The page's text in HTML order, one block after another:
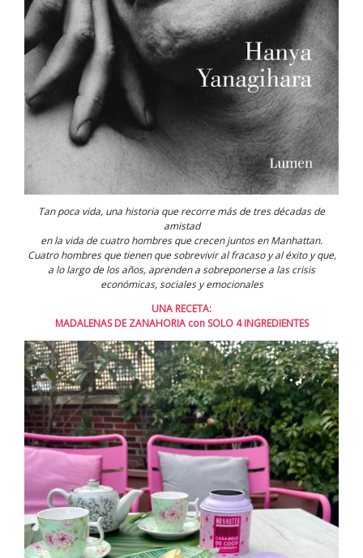
Tan poca vida, una historia que recorre más de tres décadas de
amistad
en la vida de cuatro hombres que crecen juntos en Manhattan.
Cuatro hombres que tienen que sobrevivir al fracaso y al éxito y que,
a lo largo de los años, aprenden a sobreponerse a las crisis
económicas, sociales y emocionales
UNA RECETA:
MADALENAS DE ZANAHORIA con SOLO 4 INGREDIENTES